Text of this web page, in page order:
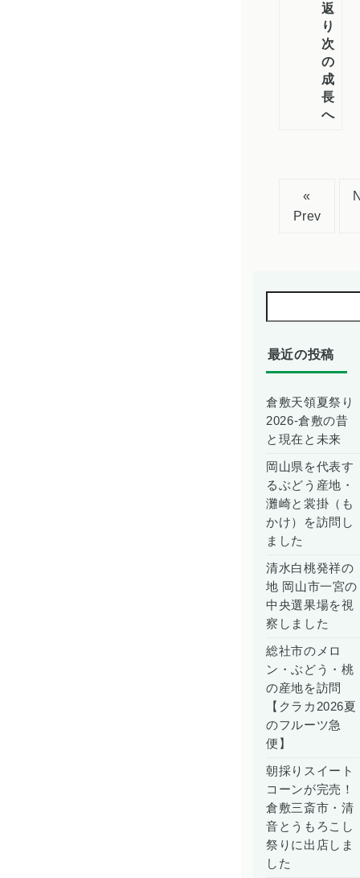
返
り
次
の
成
長
へ
«
Prev
最近の投稿
倉敷天領夏祭り
2026-倉敷の昔
と現在と未来
岡山県を代表す
るぶどう産地・
灘崎と裳掛（も
かけ）を訪問し
ました
清水白桃発祥の
地 岡山市一宮の
中央選果場を視
察しました
総社市のメロ
ン・ぶどう・桃
の産地を訪問
【クラカ2026夏
のフルーツ急
便】
朝採りスイート
コーンが完売！
倉敷三斎市・清
音とうもろこし
祭りに出店しま
した